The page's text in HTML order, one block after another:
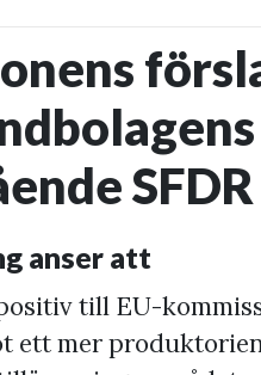
anser att
till EU-
ett mer